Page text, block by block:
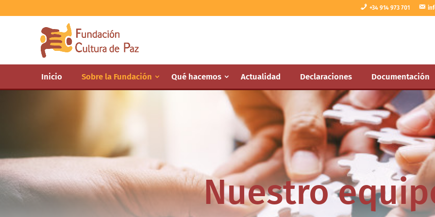
+34 914 973 701
Inicio Sobre la Fundación Qué hacemos Actualidad Declaraciones Documentación
Nuestro